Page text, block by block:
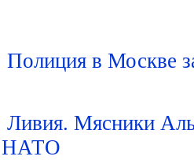
Полиция в Москве
Ливия. Мясники
НАТО